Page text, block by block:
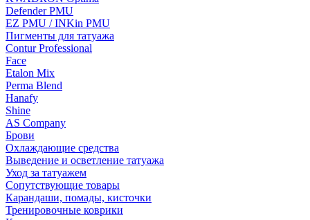
Defender PMU
EZ PMU / INKin PMU
Пигменты для татуажа
Contur Professional
Face
Etalon Mix
Perma Blend
Hanafy
Shine
AS Company
Брови
Охлаждающие средства
Выведение и осветление татуажа
Уход за татуажем
Сопутствующие товары
Карандаши, помады, кисточки
Тренировочные коврики